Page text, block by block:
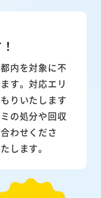
内を対象に不
す。対応エリ
りいたします
の処分や回収
わせくださ
します。